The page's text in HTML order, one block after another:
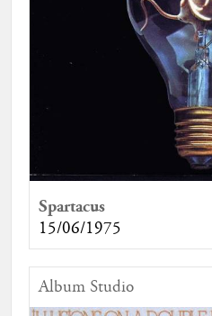
Spartacus
15/06/1975
Album Studio